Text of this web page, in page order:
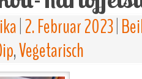
2. Februar 2023
,Vegetarisch